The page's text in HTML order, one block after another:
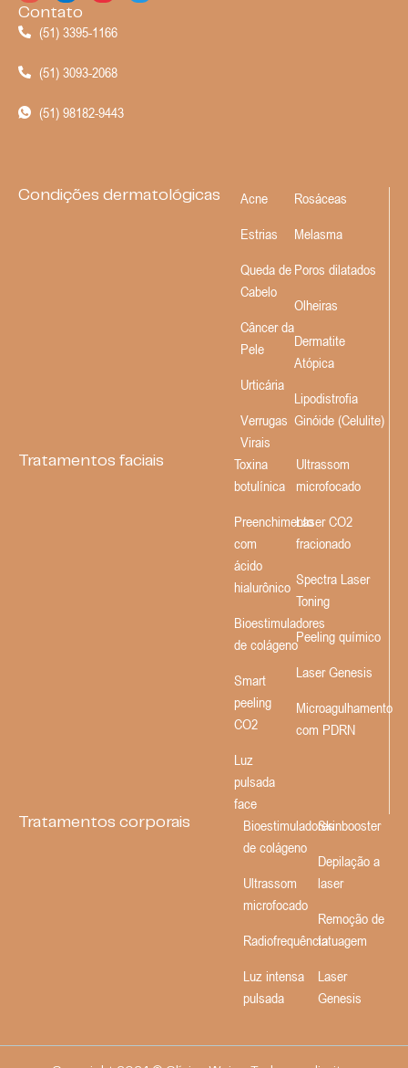
Contato
(51) 3395-1166
(51) 3093-2068
(51) 98182-9443
Condições dermatológicas
Acne
Estrias
Queda de
Cabelo
Câncer da
Pele
Urticária
Verrugas
Virais
Rosáceas
Melasma
Poros dilatados
Olheiras
Dermatite
Atópica
Lipodistrofia
Ginóide (Celulite)
Tratamentos faciais
Toxina
botulínica
Preenchimento
com
ácido
hialurônico
Bioestimuladores
de colágeno
Smart
peeling
CO2
Luz
pulsada
face
Ultrassom
microfocado
Laser CO2
fracionado
Spectra Laser
Toning
Peeling químico
Laser Genesis
Microagulhamento
com PDRN
Tratamentos corporais
Bioestimuladores
de colágeno
Ultrassom
microfocado
Radiofrequência
Luz intensa
pulsada
Skinbooster
Depilação a
laser
Remoção de
tatuagem
Laser
Genesis